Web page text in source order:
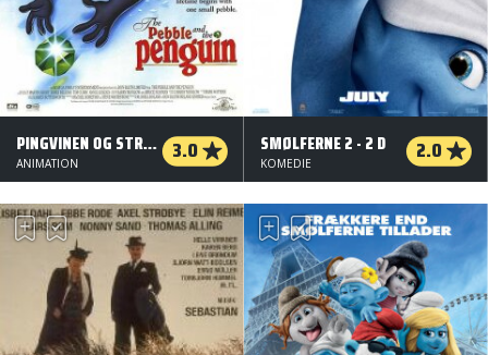
PINGVINEN OG STRANDSTENEN 3.0
ANIMATION
SMØLFERNE 2 - 2 D 2.0
KOMEDIE